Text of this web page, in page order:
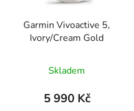
Garmin Vivoactive 5,
Ivory/Cream Gold
Skladem
5 990 Kč